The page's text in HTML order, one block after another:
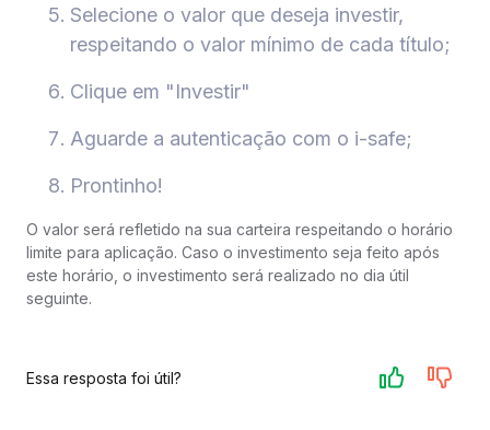
Selecione o valor que deseja investir,
respeitando o valor mínimo de cada título;
Clique em "Investir"
Aguarde a autenticação com o i-safe;
Prontinho!
O valor será refletido na sua carteira respeitando o horário
limite para aplicação. Caso o investimento seja feito após
este horário, o investimento será realizado no dia útil
seguinte.
Essa resposta foi útil?